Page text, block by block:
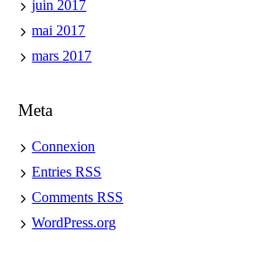
juin 2017
mai 2017
mars 2017
Meta
Connexion
EntriesRSS
CommentsRSS
WordPress.org